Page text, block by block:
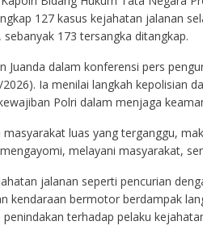
127 kasus kejahatan jalanan
173 tersangka ditangkap.
Juanda dalam konferensi pers
Ia menilai langkah kepolisian
Polri dalam menjaga
masyarakat luas yang terganggu,
melayani masyarakat,
jalanan seperti pencurian
kendaraan bermotor berdampak
terhadap pelaku